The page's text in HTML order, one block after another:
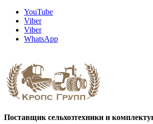
YouTube
Viber
Viber
WhatsApp
Поставщик сельхозтехники и